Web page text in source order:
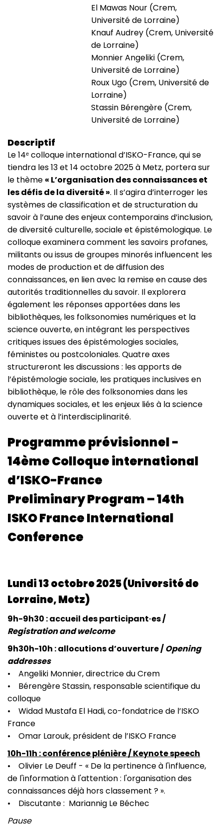
El Mawas Nour (Crem,
Université de Lorraine)
Knauf Audrey (Crem, Université
de Lorraine)
Monnier Angeliki (Crem,
Université de Lorraine)
Roux Ugo (Crem, Université de
Lorraine)
Stassin Bérengère (Crem,
Université de Lorraine)
Descriptif
Le 14ᵉ colloque international d’ISKO-France, qui se
tiendra les 13 et 14 octobre 2025 à Metz, portera sur
le thème « L’organisation des connaissances et
les défis de la diversité ». Il s’agira d’interroger les
systèmes de classification et de structuration du
savoir à l’aune des enjeux contemporains d’inclusion,
de diversité culturelle, sociale et épistémologique. Le
colloque examinera comment les savoirs profanes,
militants ou issus de groupes minorés influencent les
modes de production et de diffusion des
connaissances, en lien avec la remise en cause des
autorités traditionnelles du savoir. Il explorera
également les réponses apportées dans les
bibliothèques, les folksonomies numériques et la
science ouverte, en intégrant les perspectives
critiques issues des épistémologies sociales,
féministes ou postcoloniales. Quatre axes
structureront les discussions : les apports de
l’épistémologie sociale, les pratiques inclusives en
bibliothèque, le rôle des folksonomies dans les
dynamiques sociales, et les enjeux liés à la science
ouverte et à l’interdisciplinarité.
Programme prévisionnel -
14ème Colloque international
d’ISKO-France
Preliminary Program – 14th
ISKO France International
Conference
Lundi 13 octobre 2025 (Université de
Lorraine, Metz)
9h-9h30 : accueil des participant·es /
Registration and welcome
9h30h-10h : allocutions d’ouverture /Opening
addresses
• Angeliki Monnier, directrice du Crem
• Bérengère Stassin, responsable scientifique du
colloque
• Widad Mustafa El Hadi, co-fondatrice de l’ISKO
France
• Omar Larouk, président de l’ISKO France
10h-11h : conférence plénière / Keynote speech
• Olivier Le Deuff - « De la pertinence à l'influence,
de l'information à l'attention : l'organisation des
connaissances déjà hors classement ? ».
• Discutante : Mariannig Le Béchec
Pause